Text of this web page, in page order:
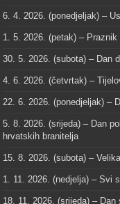
6. 4. 2026. (ponedjeljak) –
1. 5. 2026. (petak) – Praznik
30. 5. 2026. (subota) – Dan
4. 6. 2026. (četvrtak) –
22. 6. 2026. (ponedjeljak) –
5. 8. 2026. (srijeda) – Dan
hrvatskih branitelja
15. 8. 2026. (subota) –
1. 11. 2026. (nedjelja) – Svi
18. 11. 2026. (srijeda) –